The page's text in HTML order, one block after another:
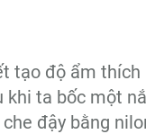
tạo độ ẩm thích
khi ta bốc một
đậy bằng